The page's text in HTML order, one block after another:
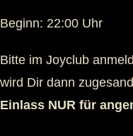
Beginn: 22:00 Uhr
Bitte im Joyclub
wird Dir dann
Einlass NUR für